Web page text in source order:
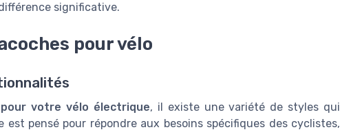
significative.
pour vélo
votre vélo électrique, il existe une variété de styles qui
pensé pour répondre aux besoins spécifiques des cyclistes,